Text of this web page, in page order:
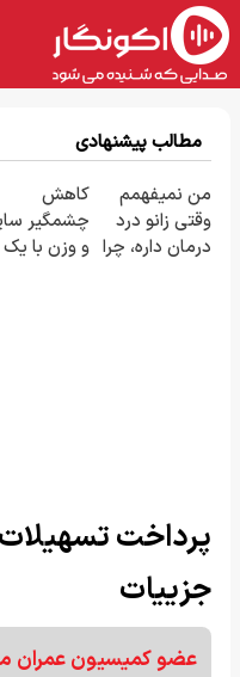
مطالب پیشنهادی
من نمیفهمم
وقتی زانو درد
درمان داره، چرا
کاهش
چشمگیر
و وزن با یک
پرداخت
جزییات
عضو کمیسیون عمران